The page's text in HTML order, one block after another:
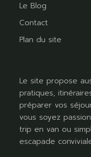
Le Blog
Contact
Plan du site
Le site propose
pratiques,
préparer vos
vous soyez
trip en van ou
escapade